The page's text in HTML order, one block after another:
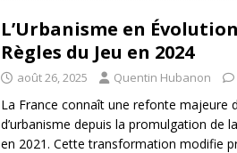
L’Urbanisme en
Règles du Jeu en 2024
août 26, 2025 Quentin Hubanon
La France connaît une refonte majeure
d’urbanisme depuis la promulgation de
en 2021. Cette transformation modifie